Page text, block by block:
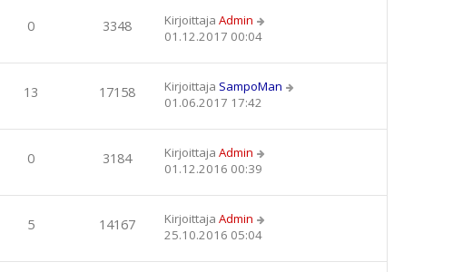
0 3348 Kirjoittaja Admin
01.12.2017 00:04
13 17158 Kirjoittaja SampoMan
01.06.2017 17:42
0 3184 Kirjoittaja Admin
01.12.2016 00:39
5 14167 Kirjoittaja Admin
25.10.2016 05:04